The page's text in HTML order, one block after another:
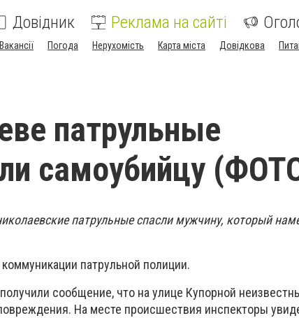
Довідник Реклама на сайті
Вакансії Погода Нерухомість Карта міста Довідкова
патрульные
самоубийцу
патрульные спасли мужчину, который
патрульной полиции.
сообщение, что на улице Купорной
На месте происшествия инспекторы